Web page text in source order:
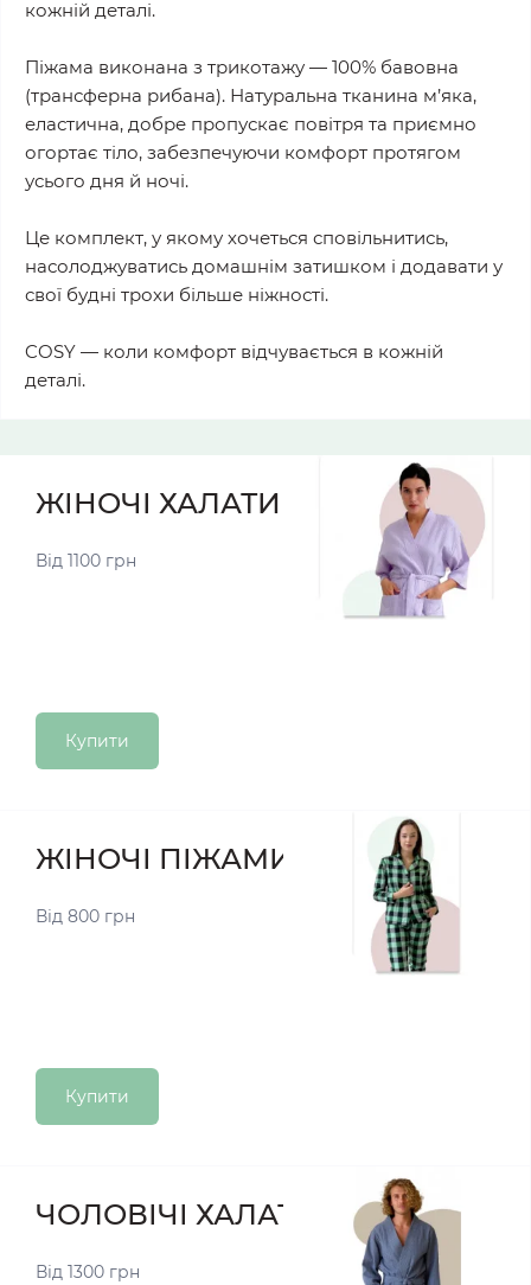
кожній деталі.
Піжама виконана з трикотажу — 100% бавовна
(трансферна рибана). Натуральна тканина м’яка,
еластична, добре пропускає повітря та приємно
огортає тіло, забезпечуючи комфорт протягом
усього дня й ночі.
Це комплект, у якому хочеться сповільнитись,
насолоджуватись домашнім затишком і додавати у
свої будні трохи більше ніжності.
COSY — коли комфорт відчувається в кожній
деталі.
ЖІНОЧІ ХАЛАТИ
Від 1100 грн
Купити
ЖІНОЧІ ПІЖАМИ
Від 800 грн
Купити
ЧОЛОВІЧІ ХАЛАТИ
Від 1300 грн